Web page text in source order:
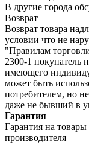
В другие города
Возврат
Возврат товара
условии что не
"Правилам
2300-1 покупатель
имеющего
может быть
потребителем, но
даже не бывший в
Гарантия
Гарантия на
производителя